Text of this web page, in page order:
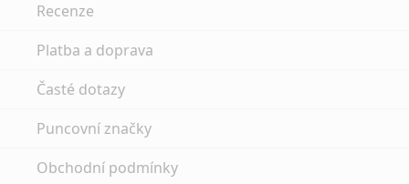
Recenze
Platba a doprava
Časté dotazy
Puncovní značky
Obchodní podmínky